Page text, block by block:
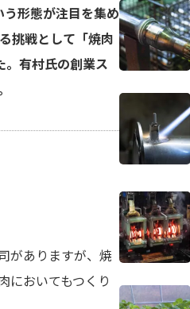
形態が注目を集め
挑戦として「焼肉
。有村氏の創業ス
がありますが、焼
においてもつくり